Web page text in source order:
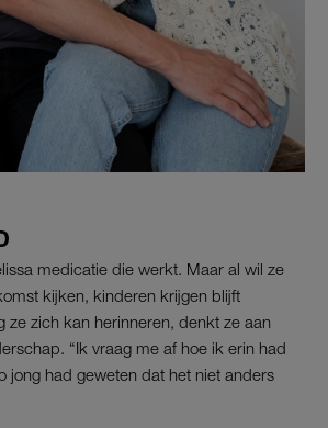
medicatie die werkt. Maar al wil ze
kijken, kinderen krijgen blijft
ze zich kan herinneren, denkt ze aan
“Ik vraag me af hoe ik erin had
jong had geweten dat het niet anders